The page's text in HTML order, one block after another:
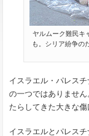
ヤルムーク難民キ
も。シリア紛争の
イスラエル・パレス
の一つではありませ
たらしてきた大きな傷
イスラエルとパレス